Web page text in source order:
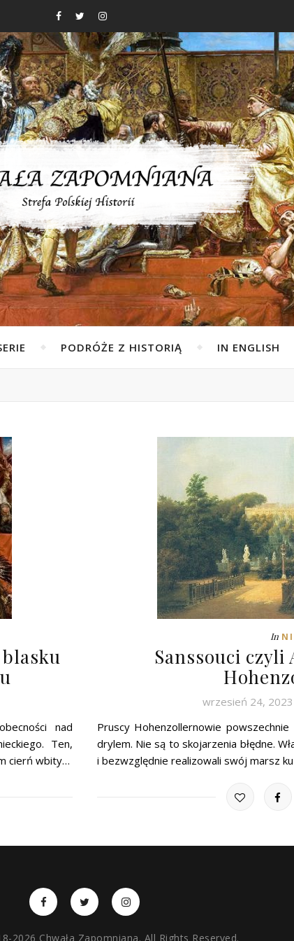
PODRÓŻE Z HISTORIĄ IN ENGLISH
nad
Ten,
cierń wbity…
In
Sanssouci
wrzesień 24, 2023
Pruscy Hohenzollernowie
drylem. Nie są to skojarzenia błędne.
i bezwzględnie realizowali swój marsz
2026 Chwała Zapomniana. All Rights Reserved.